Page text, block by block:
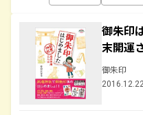
御朱印
末開運
御朱印